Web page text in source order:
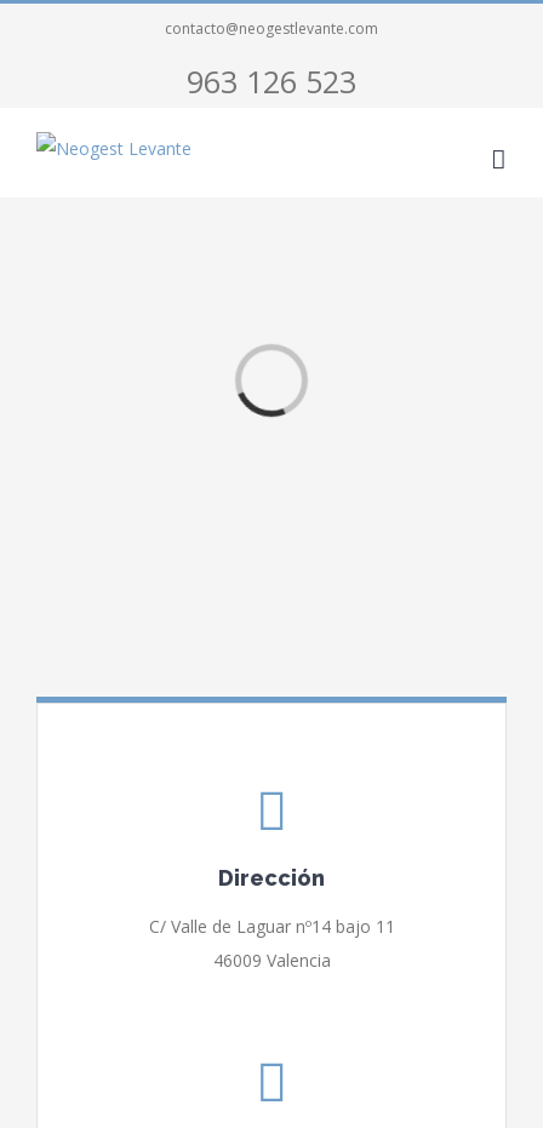
contacto@neogestlevante.com
963 126 523
Loading...
Dirección
C/ Valle de Laguar nº14 bajo 11
46009 Valencia